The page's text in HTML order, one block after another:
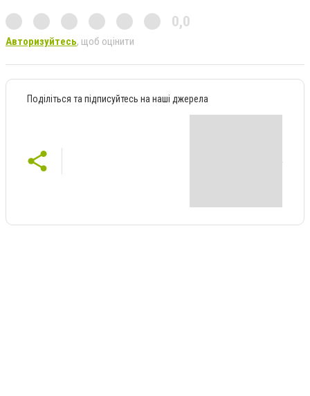
0,0
Авторизуйтесь, щоб оцінити
Поділіться та підписуйтесь на наші джерела